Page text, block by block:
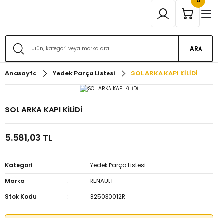
ARA
Anasayfa Yedek Parça Listesi SOL ARKA KAPI KİLİDİ
SOL ARKA KAPI KİLİDİ
5.581,03 TL
Kategori
Yedek Parça Listesi
Marka
RENAULT
Stok Kodu
825030012R